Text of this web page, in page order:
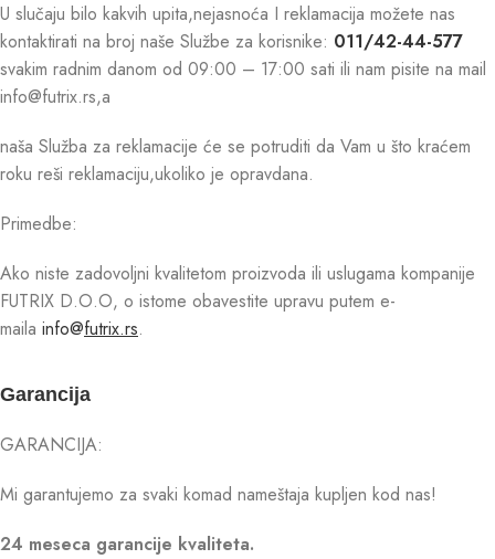
U slučaju bilo kakvih upita,nejasnoća I reklamacija možete nas
kontaktirati na broj naše Službe za korisnike: 011/42-44-577
svakim radnim danom od 09:00 – 17:00 sati ili nam pisite na mail
info@futrix.rs,a
naša Služba za reklamacije će se potruditi da Vam u što kraćem
roku reši reklamaciju,ukoliko je opravdana.
Primedbe:
Ako niste zadovoljni kvalitetom proizvoda ili uslugama kompanije
FUTRIX D.O.O, o istome obavestite upravu putem e-
maila info@futrix.rs.
Garancija
GARANCIJA:
Mi garantujemo za svaki komad nameštaja kupljen kod nas!
24 meseca garancije kvaliteta.